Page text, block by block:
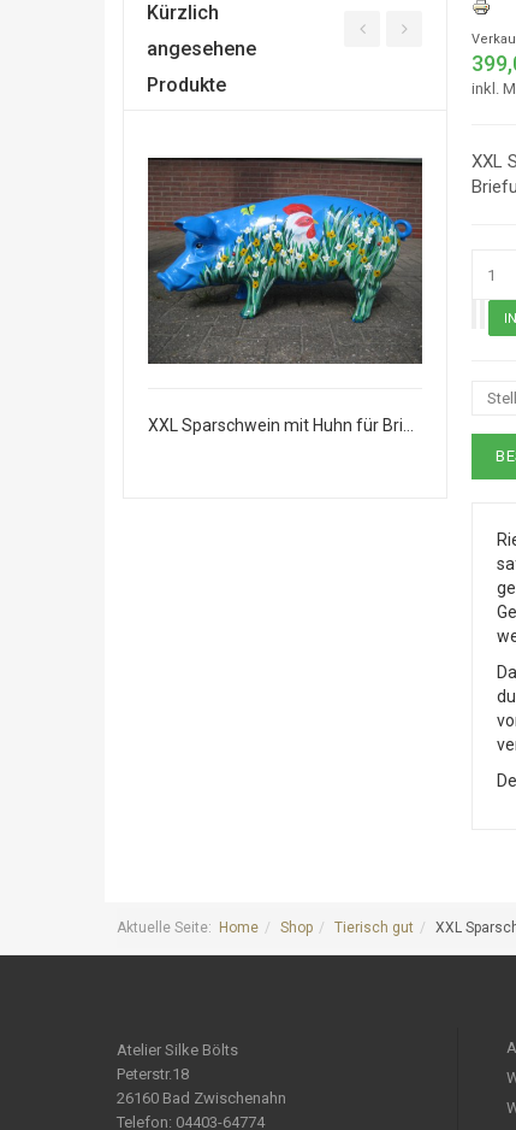
inkl.
XXL
Kürzlich
angesehene
Produkte
Aktuelle Seite: Home Shop Tierisch gut XXL
Atelier Silke Bölts
Peterstr.18
26160 Bad Zwischenahn
Telefon: 04403-64774